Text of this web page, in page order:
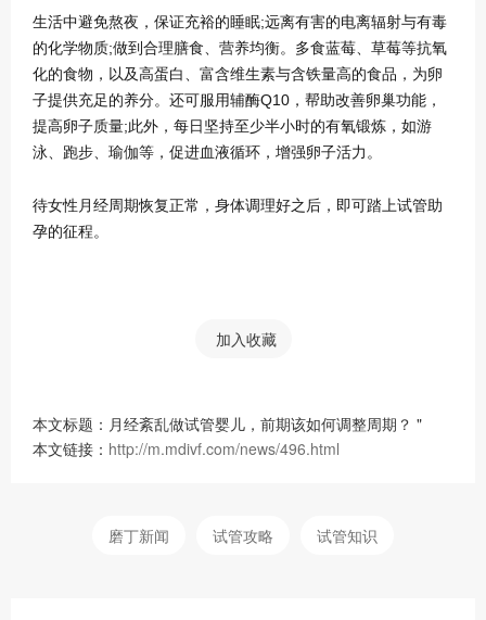
生活中避免熬夜，保证充裕的睡眠;远离有害的电离辐射与有毒
的化学物质;做到合理膳食、营养均衡。多食蓝莓、草莓等抗氧
化的食物，以及高蛋白、富含维生素与含铁量高的食品，为卵
子提供充足的养分。还可服用辅酶Q10，帮助改善卵巢功能，
提高卵子质量;此外，每日坚持至少半小时的有氧锻炼，如游
泳、跑步、瑜伽等，促进血液循环，增强卵子活力。
待女性月经周期恢复正常，身体调理好之后，即可踏上试管助
孕的征程。
加入收藏
本文标题：月经紊乱做试管婴儿，前期该如何调整周期？ "
本文链接： http://m.mdivf.com/news/496.html
磨丁新闻 试管攻略 试管知识